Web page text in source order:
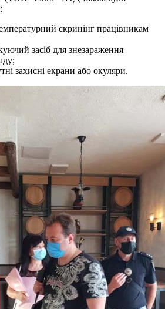
скринінг працівникам
засіб для знезараження
захисні екрани або окуляри.